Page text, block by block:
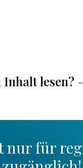
Inhalt lesen?
nur für